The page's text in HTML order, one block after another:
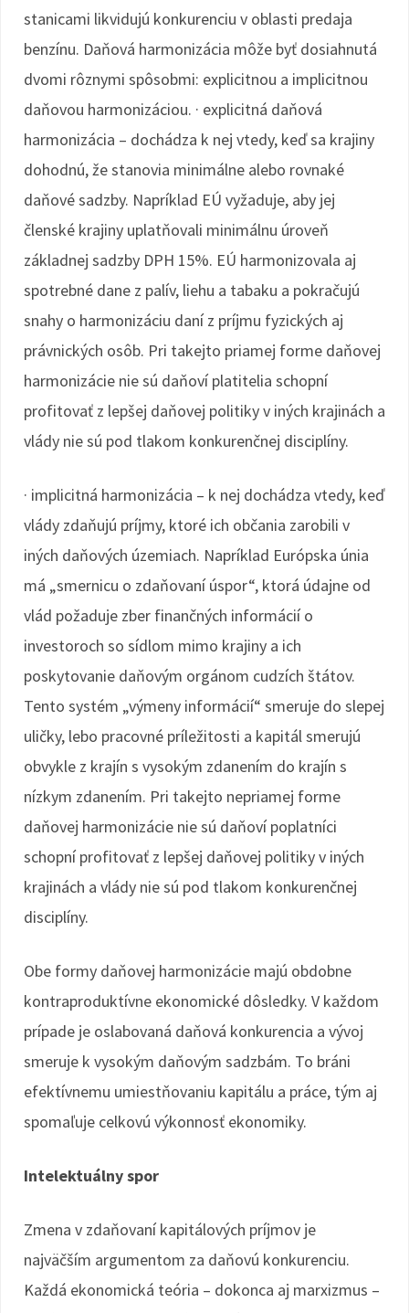
stanicami likvidujú konkurenciu v oblasti predaja
benzínu. Daňová harmonizácia môže byť dosiahnutá
dvomi rôznymi spôsobmi: explicitnou a implicitnou
daňovou harmonizáciou. · explicitná daňová
harmonizácia – dochádza k nej vtedy, keď sa krajiny
dohodnú, že stanovia minimálne alebo rovnaké
daňové sadzby. Napríklad EÚ vyžaduje, aby jej
členské krajiny uplatňovali minimálnu úroveň
základnej sadzby DPH 15%. EÚ harmonizovala aj
spotrebné dane z palív, liehu a tabaku a pokračujú
snahy o harmonizáciu daní z príjmu fyzických aj
právnických osôb. Pri takejto priamej forme daňovej
harmonizácie nie sú daňoví platitelia schopní
profitovať z lepšej daňovej politiky v iných krajinách a
vlády nie sú pod tlakom konkurenčnej disciplíny.
· implicitná harmonizácia – k nej dochádza vtedy, keď
vlády zdaňujú príjmy, ktoré ich občania zarobili v
iných daňových územiach. Napríklad Európska únia
má „smernicu o zdaňovaní úspor“, ktorá údajne od
vlád požaduje zber finančných informácií o
investoroch so sídlom mimo krajiny a ich
poskytovanie daňovým orgánom cudzích štátov.
Tento systém „výmeny informácií“ smeruje do slepej
uličky, lebo pracovné príležitosti a kapitál smerujú
obvykle z krajín s vysokým zdanením do krajín s
nízkym zdanením. Pri takejto nepriamej forme
daňovej harmonizácie nie sú daňoví poplatníci
schopní profitovať z lepšej daňovej politiky v iných
krajinách a vlády nie sú pod tlakom konkurenčnej
disciplíny.
Obe formy daňovej harmonizácie majú obdobne
kontraproduktívne ekonomické dôsledky. V každom
prípade je oslabovaná daňová konkurencia a vývoj
smeruje k vysokým daňovým sadzbám. To bráni
efektívnemu umiestňovaniu kapitálu a práce, tým aj
spomaľuje celkovú výkonnosť ekonomiky.
Intelektuálny spor
Zmena v zdaňovaní kapitálových príjmov je
najväčším argumentom za daňovú konkurenciu.
Každá ekonomická teória – dokonca aj marxizmus –